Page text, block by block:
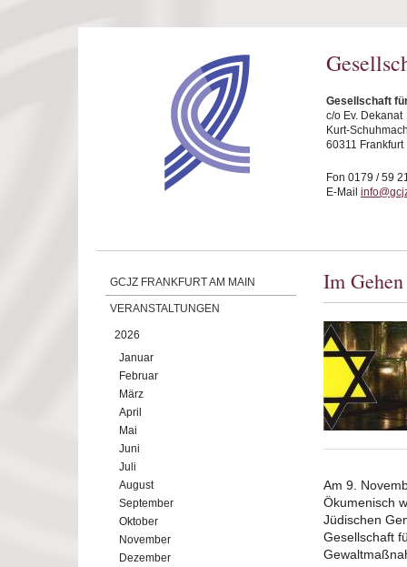
Gesellschaft
c/o Ev. Dekanat
Kurt-
60311 Frankfurt
Fon 0179 / 59
E-Mail
GCJZ FRANKFURT AM MAIN
VERANSTALTUNGEN
2026
Januar
Februar
März
April
Mai
Juni
Juli
August
September
Oktober
November
Dezember
Im
Am 9.
Ökumenisch
Jüdischen
Gesellschaft